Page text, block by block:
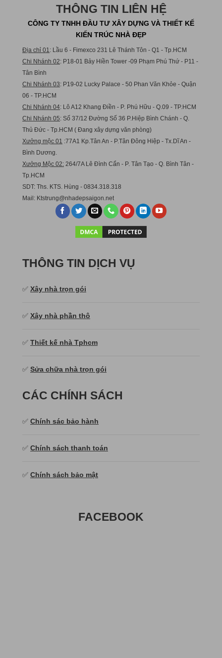
THÔNG TIN LIÊN HỆ
CÔNG TY TNHH ĐẦU TƯ XÂY DỰNG VÀ THIẾT KẾ
KIẾN TRÚC NHÀ ĐẸP
Địa chỉ 01 : Lầu 6 - Fimexco 231 Lê Thánh Tôn - Q1 - Tp.HCM
Chi Nhánh 02: P18-01 Bảy Hiền Tower -09 Phạm Phú Thứ - P11 -
Tân Bình
Chi Nhánh 03: P19-02 Lucky Palace - 50 Phan Văn Khỏe - Quận
06 - TP.HCM
Chi Nhánh 04: Lô A12 Khang Điền - P. Phú Hữu - Q.09 - TP.HCM
Chi Nhánh 05: Số 37/12 Đường Số 36 P.Hiệp Bình Chánh - Q.
Thủ Đức - Tp.HCM ( Đang xây dựng văn phòng)
Xưởng mộc 01
:77A1 Kp.Tân An - P.Tân Đông Hiệp - Tx.Dĩ An -
Bình Dương.
Xưởng Mộc 02: 264/7A Lê Đình Cẩn - P. Tân Tạo - Q. Bình Tân -
Tp.HCM
SDT: Ths. KTS. Hùng - 0834.318.318
Mail: Ktstrung@nhadepsaigon.net
THÔNG TIN DỊCH VỤ
✅ Xây nhà trọn gói
✅ Xây nhà phần thô
✅ Thiết kế nhà Tphcm
✅ Sửa chữa nhà trọn gói
CÁC CHÍNH SÁCH
✅ Chính sác bảo hành
✅ Chính sách thanh toán
✅ Chính sách bảo mật
FACEBOOK